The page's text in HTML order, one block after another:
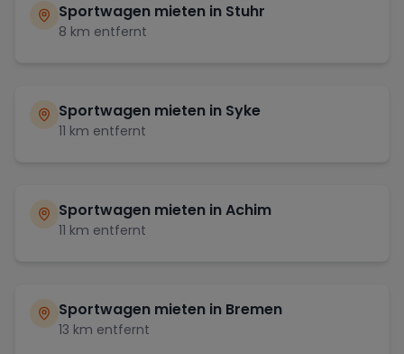
Sportwagen mieten in Stuhr
8 km entfernt
Sportwagen mieten in Syke
11 km entfernt
Sportwagen mieten inAchim
11 km entfernt
Sportwagen mieten in Bremen
13 km entfernt